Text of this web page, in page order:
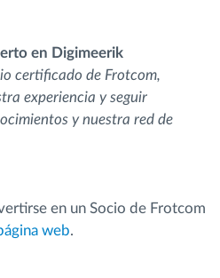
en Digimeerik
certificado de Frotcom,
experiencia y seguir
y nuestra red de
en un Socio de Frotcom
web.